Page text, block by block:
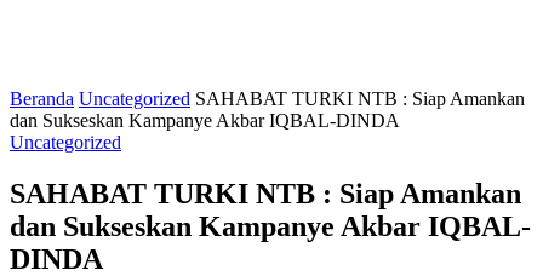
Beranda Uncategorized SAHABAT TURKI NTB : Siap Amankan
dan Sukseskan Kampanye Akbar IQBAL-DINDA
Uncategorized
SAHABAT TURKI NTB : Siap Amankan
dan Sukseskan Kampanye Akbar IQBAL-
DINDA